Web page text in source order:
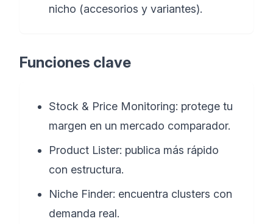
nicho (accesorios y variantes).
Funciones clave
Stock & Price Monitoring: protege tu
margen en un mercado comparador.
Product Lister: publica más rápido
con estructura.
Niche Finder: encuentra clusters con
demanda real.